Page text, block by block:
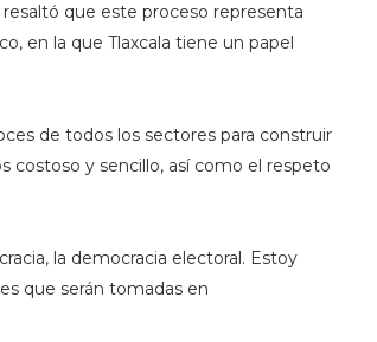
que este proceso representa
en la que Tlaxcala tiene un papel
de todos los sectores para construir
costoso y sencillo, así como el respeto
la democracia electoral. Estoy
que serán tomadas en